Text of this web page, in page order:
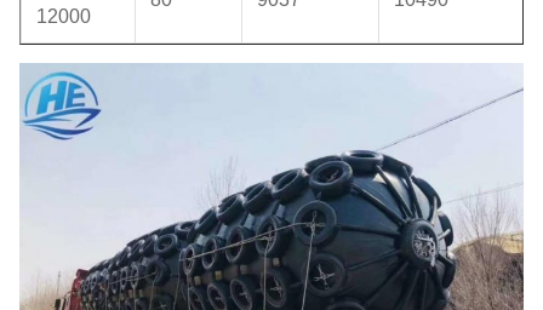
12000